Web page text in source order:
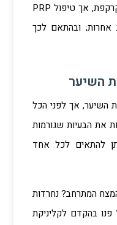
נשירת שיער מדובר בעור הקרקפת, אך טיפול PRP
ובהתאם לכך
השיער, אך לפני הכל
את הבעיות שגורמות
להתאים לכל אחד
המתרחב? נחרדות
בהקדם לקליניקת